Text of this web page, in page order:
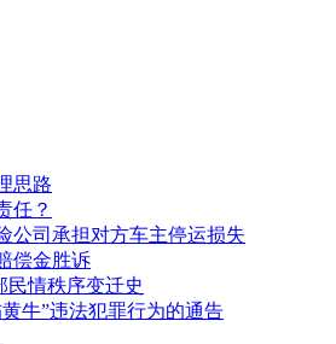
思路
任？
公司承担对方车主停运损失
偿金胜诉
民情秩序变迁史
牛”违法犯罪行为的通告